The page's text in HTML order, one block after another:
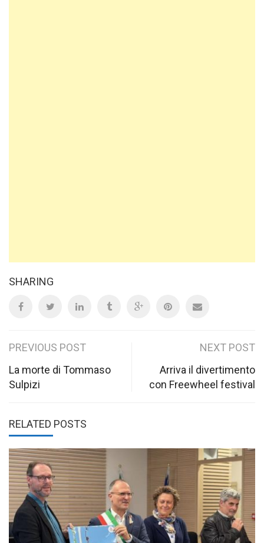
SHARING
Post
navigation
PREVIOUS POST
La morte di Tommaso
Sulpizi
NEXT POST
Arriva il divertimento
con Freewheel festival
RELATED POSTS